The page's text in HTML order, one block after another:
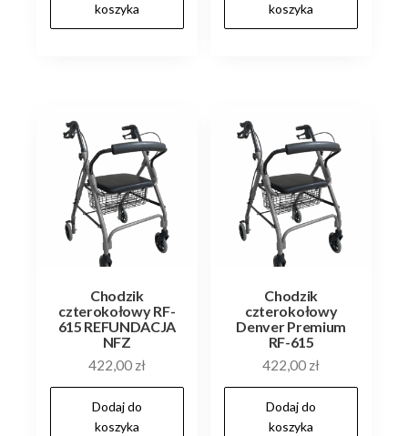
koszyka
koszyka
Chodzik
czterokołowy RF-
615 REFUNDACJA
NFZ
422,00 zł
Dodaj do
koszyka
Chodzik
czterokołowy
Denver Premium
RF-615
422,00 zł
Dodaj do
koszyka